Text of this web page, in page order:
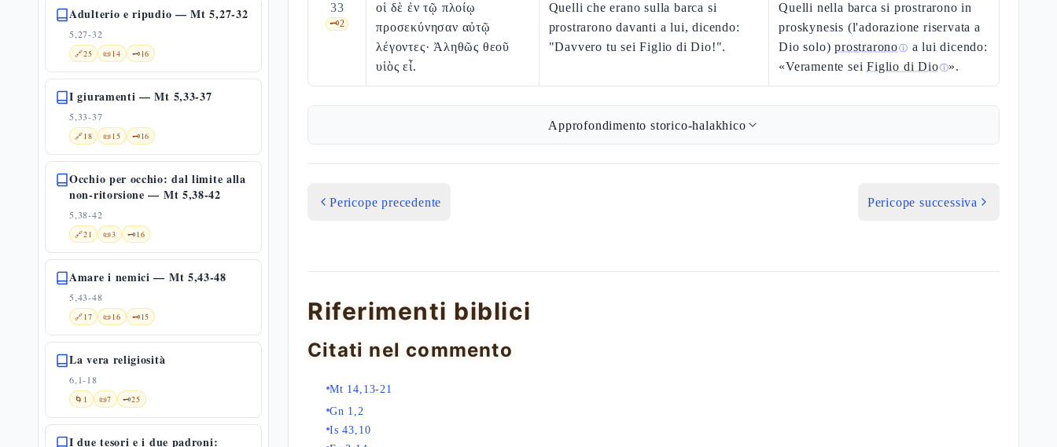
Adulterio e ripudio — Mt 5,27-32
5,27-32
🔗25 📜14 🗝️16
I giuramenti — Mt 5,33-37
5,33-37
🔗18 📜15 🗝️16
Occhio per occhio: dal limite alla
non-ritorsione — Mt 5,38-42
5,38-42
🔗21 📜3 🗝️16
Amare i nemici — Mt 5,43-48
5,43-48
🔗17 📜16 🗝️15
La vera religiosità
6,1-18
🌀 1 📜7 🗝️25
I due tesori e i due padroni:
33
🗝️2
οἱ δὲ ἐν τῷ πλοίῳ
προσεκύνησαν αὐτῷ
λέγοντες· Ἀληθῶς θεοῦ
υἱὸς εἶ.
Quelli che erano sulla barca si
prostrarono davanti a lui, dicendo:
"Davvero tu sei Figlio di Dio!".
Quelli nella barca si prostrarono in
proskynesis (l'adorazione riservata a
Dio solo)prostraronoⓘ a lui dicendo:
«Veramente seiFiglio di Dioⓘ».
Approfondimento storico-halakhico
Pericope precedente Pericope successiva
Riferimenti biblici
Citati nel commento
Mt 14,13-21
Gn 1,2
Is 43,10